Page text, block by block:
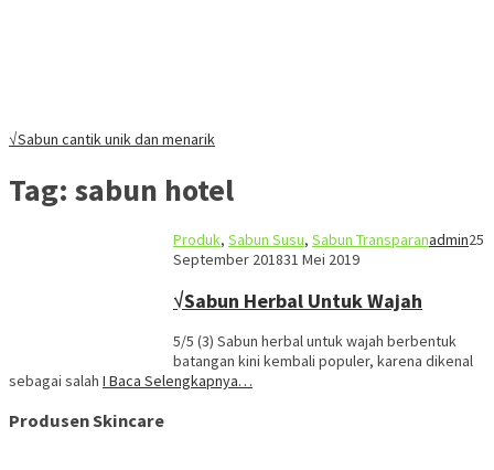
√Sabun cantik unik dan menarik
Tag: sabun hotel
Produk, Sabun Susu, Sabun Transparanadmin25
September 201831 Mei 2019
√Sabun Herbal Untuk Wajah
5/5 (3) Sabun herbal untuk wajah berbentuk
batangan kini kembali populer, karena dikenal
sebagai salah I Baca Selengkapnya…
Produsen Skincare